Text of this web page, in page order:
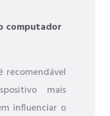
computador
recomendável
mais
influenciar o